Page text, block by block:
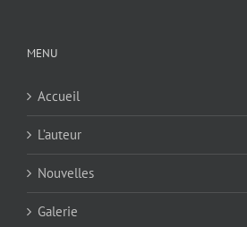
MENU
Accueil
L’auteur
Nouvelles
Galerie